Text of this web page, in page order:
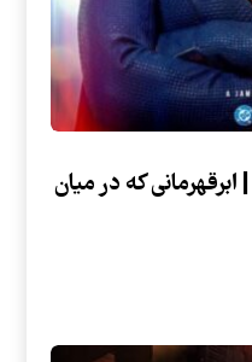
که در میان